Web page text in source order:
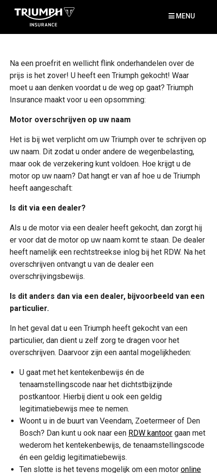
MENU
Na een proefrit en wellicht flink onderhandelen over de
prijs is het zover! U heeft een Triumph gekocht! Waar
moet u aan denken voordat u de weg op gaat? Triumph
Insurance maakt voor u een opsomming:
Motor overschrijven op uw naam
Het is bij wet verplicht om uw Triumph over te schrijven op
uw naam. Dit zodat u onder andere de wegenbelasting,
maar ook de verzekering kunt voldoen. Hoe krijgt u de
motor op uw naam? Dat hangt er van af hoe u de Triumph
heeft aangeschaft:
Is dit via een dealer?
Als u de motor via een dealer heeft gekocht, dan zorgt hij
er voor dat de motor op uw naam komt te staan. De dealer
heeft namelijk een rechtstreekse inlog bij het RDW. Na het
overschrijven ontvangt u van de dealer een
overschrijvingsbewijs.
Is dit anders dan via een dealer, bijvoorbeeld van een
particulier.
In het geval dat u een Triumph heeft gekocht van een
particulier, dan dient u zelf zorg te dragen voor het
overschrijven. Daarvoor zijn een aantal mogelijkheden:
U gaat met het kentekenbewijs én de
tenaamstellingscode naar het dichtstbijzijnde
postkantoor. Hierbij dient u ook een geldig
legitimatiebewijs mee te nemen.
Woont u in de buurt van Veendam, Zoetermeer of Den
Bosch? Dan kunt u ook naar een RDW kantoor gaan met
wederom het kentekenbewijs, de tenaamstellingscode
én een geldig legitimatiebewijs.
Ten slotte is het tevens mogelijk om een motor online